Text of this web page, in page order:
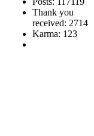
Thank you
received: 2714
Karma: 123